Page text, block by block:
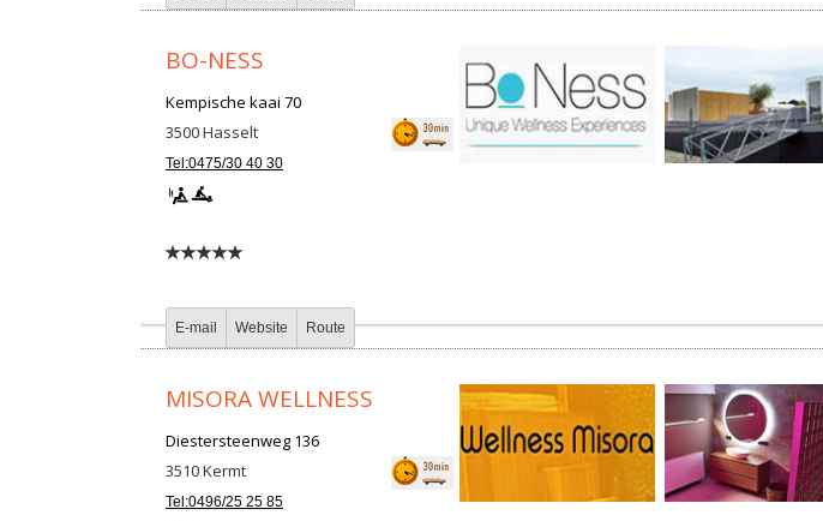
BO-NESS
Kempische kaai 70
3500Hasselt
Tel:0475/30 40 30
E-mail Website Route
MISORA WELLNESS
Diestersteenweg 136
3510Kermt
Tel:0496/25 25 85